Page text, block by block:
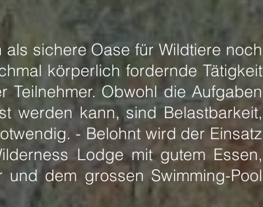
sichere Oase für Wildtiere noch
körperlich fordernde Tätigkeit
Teilnehmer. Obwohl die Aufgaben
werden kann, sind Belastbarkeit,
- Belohnt wird der Einsatz
Lodge mit gutem Essen,
dem grossen Swimming-Pool